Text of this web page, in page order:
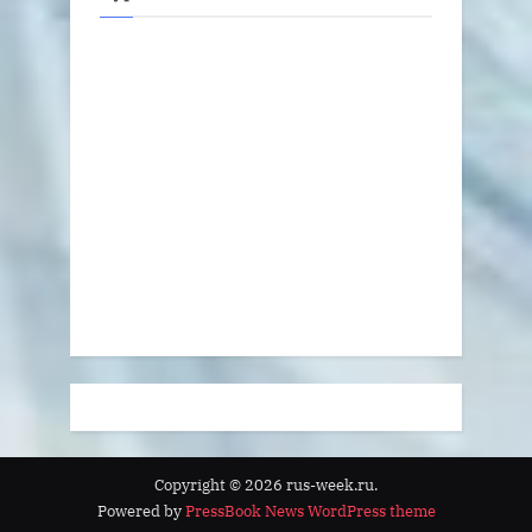
Copyright © 2026 rus-week.ru.
Powered byPressBook News WordPress theme